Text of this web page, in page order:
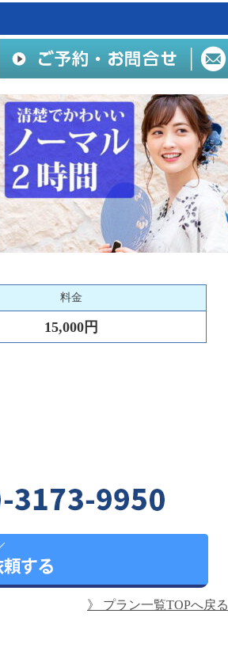
料金
15,000円
》 プラン一覧TOPへ戻る